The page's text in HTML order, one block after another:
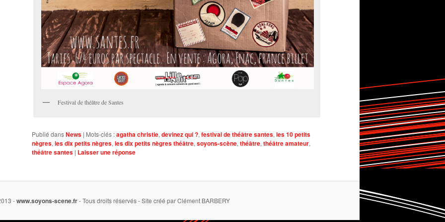
Festival de théâtre de Santes
Publié dansNews | Mots-clés :agatha christie, devinez qui ?, festival de théâtre santes, les 10 petits
nègres, les dix petits nègres, les dix petits nègres théâtre, soyons-scène, théâtre, théâtre amateur,
théâtre santes | Laisser une réponse
-www.soyons-scene.fr- Tous droits réservés - Site créé par Clément BARBERY